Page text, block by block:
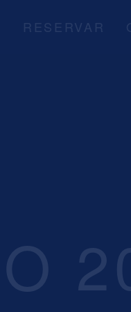
RESERVAR